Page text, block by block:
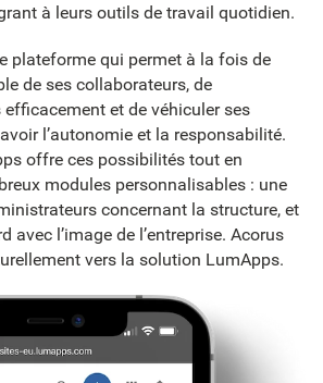
à leurs outils de travail quotidien.
plateforme qui permet à la fois de
de ses collaborateurs, de
et de véhiculer ses
l’autonomie et la responsabilité.
offre ces possibilités tout en
modules personnalisables : une
concernant la structure, et
avec l’image de l’entreprise. Acorus
vers la solution LumApps.